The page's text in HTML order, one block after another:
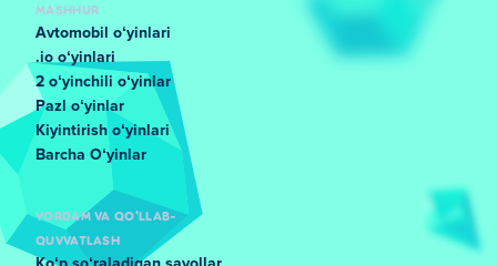
MASHHUR
Avtomobil oʻyinlari
.io oʻyinlari
2 oʻyinchili oʻyinlar
Pazl oʻyinlar
Kiyintirish oʻyinlari
Barcha Oʻyinlar
YORDAM VA QO'LLAB-
QUVVATLASH